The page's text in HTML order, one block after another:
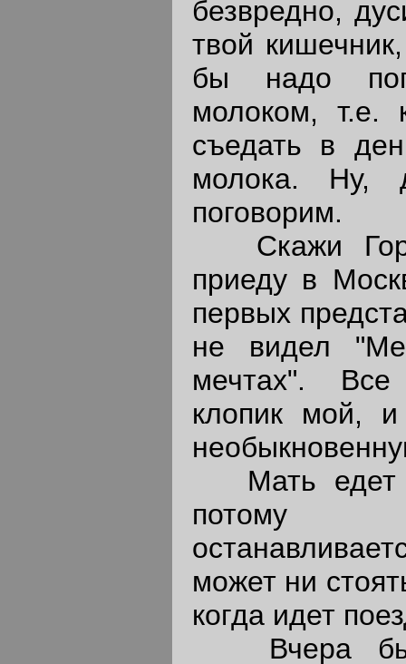
безвредно,
твой
бы надо
молоком, т.е.
съедать в
молока. Ну,
поговорим.
Скажи
приеду в
первых
не видел
мечтах".
клопик мой,
Мать едет
потому
может ни
когда идет
Вчера